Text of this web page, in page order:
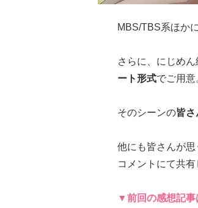
MBS/TBS系ほか
さらに、にじめ
ート形式でご用意
そのシーンの皆さ
他にも皆さんが思
コメントにて共有
▼前回の感想記事